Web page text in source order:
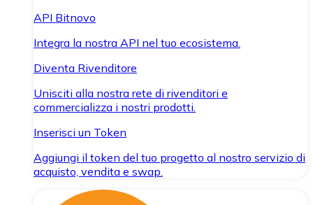
API Bitnovo
Integra la nostra API nel tuo ecosistema.
Diventa Rivenditore
Unisciti alla nostra rete di rivenditori e
commercializza i nostri prodotti.
Inserisci un Token
Aggiungi il token del tuo progetto al nostro servizio di
acquisto, vendita e swap.